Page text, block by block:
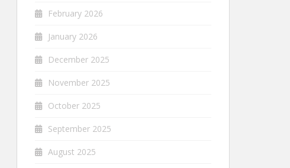
February 2026
January 2026
December 2025
November 2025
October 2025
September 2025
August 2025